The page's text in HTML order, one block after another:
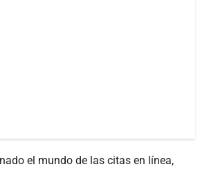
el mundo de las citas en línea,